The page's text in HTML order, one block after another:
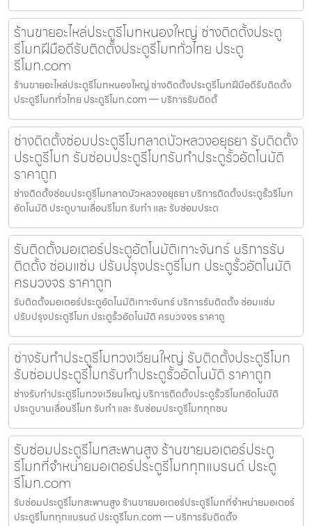
ร้านขายอะไหล่ประตูรีโมทหนองใหญ่ ช่างติดตั้งประตู
รีโมทฝีมือดีรับติดตั้งประตูรีโมททั่วไทย ประตู
รีโมท.com
ร้านขายอะไหล่ประตูรีโมทหนองใหญ่ ช่างติดตั้งประตูรีโมทฝีมือดีรับติดตั้ง
ประตูรีโมททั่วไทย ประตูรีโมท.com — บริการรับติดตั้
ช่างติดตั้งซ่อมประตูรีโมทลาดบัวหลวงอยุธยา รับติดตั้ง
ประตูรีโมท รับซ่อมประตูรีโมทรับทำประตูรั้วอัตโนมัติ
ราคาถูก
ช่างติดตั้งซ่อมประตูรีโมทลาดบัวหลวงอยุธยา บริการติดตั้งประตูรั้วรีโมท
อัตโนมัติ ประตูบานเลื่อนรีโมท รับทำ และ รับซ่อมประต
รับติดตั้งมอเตอร์ประตูอัตโนมัติเกาะจันทร์ บริการรับ
ติดตั้ง ซ่อมแซ่ม ปรับปรุงประตูรีโมท ประตูรั้วอัตโนมัติ
ครบวงจร ราคาถูก
รับติดตั้งมอเตอร์ประตูอัตโนมัติเกาะจันทร์ บริการรับติดตั้ง ซ่อมแซ่ม
ปรับปรุงประตูรีโมท ประตูรั้วอัตโนมัติ ครบวงจร ราคาถู
ช่างรับทำประตูรีโมทวงเวียนใหญ่ รับติดตั้งประตูรีโมท
รับซ่อมประตูรีโมทรับทำประตูรั้วอัตโนมัติ ราคาถูก
ช่างรับทำประตูรีโมทวงเวียนใหญ่ บริการติดตั้งประตูรั้วรีโมทอัตโนมัติ
ประตูบานเลื่อนรีโมท รับทำ และ รับซ่อมประตูรีโมททุกชน
รับซ่อมประตูรีโมทสะพานสูง ร้านขายมอเตอร์ประตู
รีโมทที่จำหน่ายมอเตอร์ประตูรีโมททุกแบรนด์ ประตู
รีโมท.com
รับซ่อมประตูรีโมทสะพานสูง ร้านขายมอเตอร์ประตูรีโมทที่จำหน่ายมอเตอร์
ประตูรีโมททุกแบรนด์ ประตูรีโมท.com — บริการรับติดตั้ง